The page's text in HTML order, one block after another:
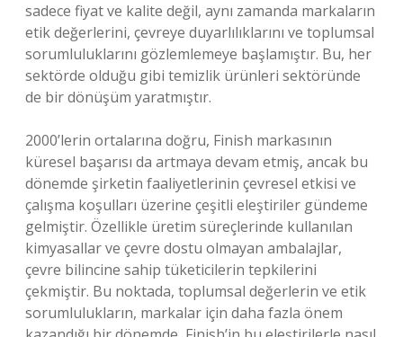
sadece fiyat ve kalite değil, aynı zamanda markaların
etik değerlerini, çevreye duyarlılıklarını ve toplumsal
sorumluluklarını gözlemlemeye başlamıştır. Bu, her
sektörde olduğu gibi temizlik ürünleri sektöründe
de bir dönüşüm yaratmıştır.
2000’lerin ortalarına doğru, Finish markasının
küresel başarısı da artmaya devam etmiş, ancak bu
dönemde şirketin faaliyetlerinin çevresel etkisi ve
çalışma koşulları üzerine çeşitli eleştiriler gündeme
gelmiştir. Özellikle üretim süreçlerinde kullanılan
kimyasallar ve çevre dostu olmayan ambalajlar,
çevre bilincine sahip tüketicilerin tepkilerini
çekmiştir. Bu noktada, toplumsal değerlerin ve etik
sorumlulukların, markalar için daha fazla önem